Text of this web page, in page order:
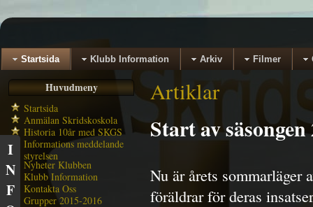
Startsida Klubb Information Arkiv Filmer
Huvudmeny
Startsida
Anmälan Skridskoskola
Historia 10år med SKGS
Informations meddelande
styrelsen
Nyheter Klubben
Klubb Information
Kontakta Oss
Grupper 2015-2016
Artiklar
Start av
Nu är årets sommarläger
föräldrar för deras
I
N
F